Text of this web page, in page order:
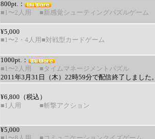
800pt.：
■1〜2人用
■新感覚シューティングパズルゲーム
¥5,000
■1〜2・4人用 ■対戦型カードゲーム
1000pt.：
■1〜2人用
■タイムマネージメントパズル
2011年3月31日（木）22時59分で配信終了しました。
¥6,800（税込）
■1人用
■斬撃アクション
¥5,000